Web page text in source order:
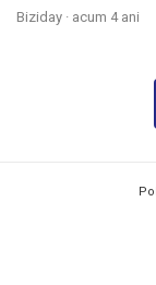
Biziday · acum 4 ani